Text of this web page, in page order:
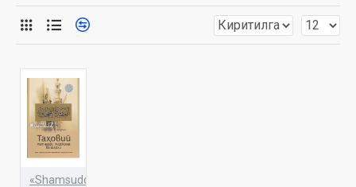
«Shamsuddinxon